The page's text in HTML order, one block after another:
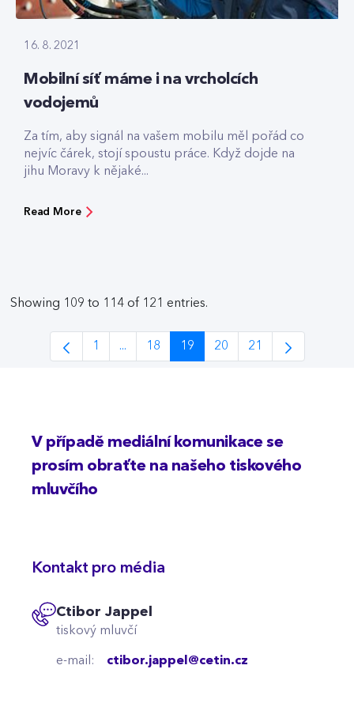
16. 8. 2021
Mobilní síť máme i na vrcholcích
vodojemů
Za tím, aby signál na vašem mobilu měl pořád co
nejvíc čárek, stojí spoustu práce. Když dojde na
jihu Moravy k nějaké...
Read More
Showing 109 to 114 of 121 entries.
Page
1 ...
Intermediate Pages Use TAB to navigate.
Page
18
Page
19
Page
20
Page
21
V případě mediální komunikace se
prosím obraťte na našeho tiskového
mluvčího
Kontakt pro média
Ctibor Jappel
tiskový mluvčí
e-mail: ctibor.jappel@cetin.cz